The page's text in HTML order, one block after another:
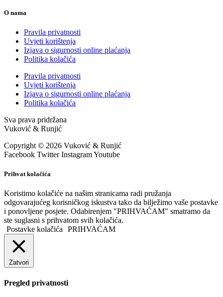
O nama
Pravila privatnosti
Uvjeti korištenja
Izjava o sigurnosti online plaćanja
Politika kolačića
Pravila privatnosti
Uvjeti korištenja
Izjava o sigurnosti online plaćanja
Politika kolačića
Sva prava pridržana
Vuković & Runjić
Copyright © 2026 Vuković & Runjić
Facebook Twitter InstagramYoutube
Prihvat kolačića
Koristimo kolačiće na našim stranicama radi pružanja
odgovarajućeg korisničkog iskustva tako da bilježimo vaše postavke
i ponovljene posjete. Odabirenjem "PRIHVAĆAM" smatramo da
ste suglasni s prihvatom svih kolačića.
Postavke kolačića
PRIHVAĆAM
Zatvori
Pregled privatnosti